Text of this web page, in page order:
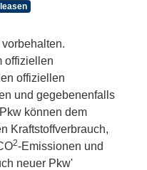
offiziellen
offiziellen
und gegebenenfalls
können dem
Kraftstoffverbrauch,
2-Emissionen und
neuer Pkw'